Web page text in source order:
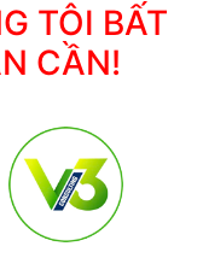
TÔI BẤT
CẦN!